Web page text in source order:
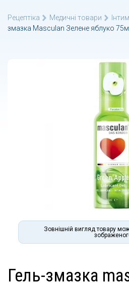
Рецептіка Медичні товари
змазка Masculan Зелене яблуко
Зовнішній вигляд товару
гель-змазка masculan